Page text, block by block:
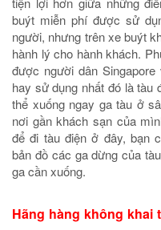
buýt miễn phí được sử
người, nhưng trên xe buýt
hành lý cho hành khách.
được người dân
hay sử dụng nhất đó là tàu
thể xuống ngay ga tàu ở
nơi gần khách sạn của
để đi tàu điện ở đây, bạn
bản đồ các ga dừng của
ga cần xuống.
Hãng hàng không khai